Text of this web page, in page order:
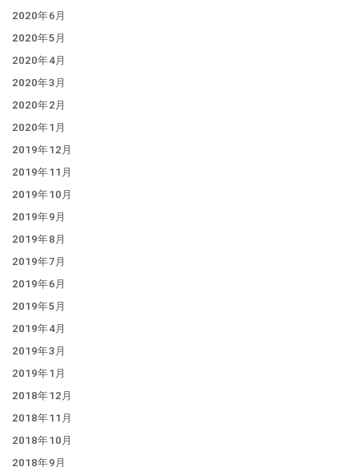
2020年6月
2020年5月
2020年4月
2020年3月
2020年2月
2020年1月
2019年12月
2019年11月
2019年10月
2019年9月
2019年8月
2019年7月
2019年6月
2019年5月
2019年4月
2019年3月
2019年1月
2018年12月
2018年11月
2018年10月
2018年9月